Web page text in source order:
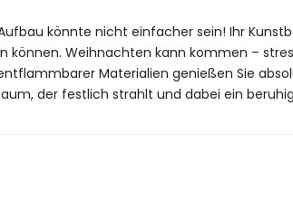
könnte nicht einfacher sein! Ihr
können. Weihnachten kann kommen –
Materialien genießen Sie
der festlich strahlt und dabei ein